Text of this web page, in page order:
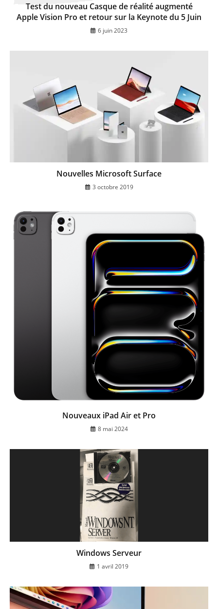
Test du nouveau Casque de réalité augmenté
Apple Vision Pro et retour sur la Keynote du 5 Juin
6 juin 2023
Nouvelles Microsoft Surface
3 octobre 2019
Nouveaux iPad Air et Pro
8 mai 2024
Windows Serveur
1 avril 2019